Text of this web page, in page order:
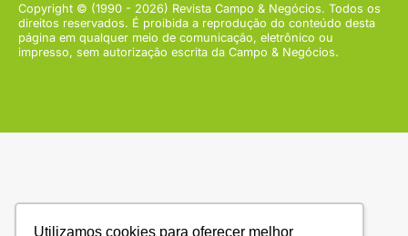
Utilizamos cookies para oferecer melhor
Copyright © (1990 - 2026) Revista Campo & Negócios. Todos os
direitos reservados. É proibida a reprodução do conteúdo desta
página em qualquer meio de comunicação, eletrônico ou
impresso, sem autorização escrita da Campo & Negócios.